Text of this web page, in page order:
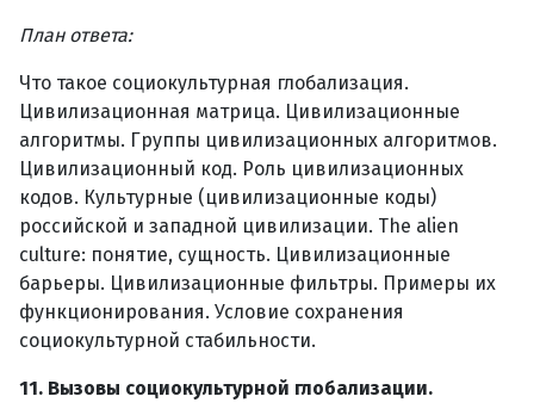
План ответа:
Что такое социокультурная глобализация.
Цивилизационная матрица. Цивилизационные
алгоритмы. Группы цивилизационных алгоритмов.
Цивилизационный код. Роль цивилизационных
кодов. Культурные (цивилизационные коды)
российской и западной цивилизации. The alien
culture: понятие, сущность. Цивилизационные
барьеры. Цивилизационные фильтры. Примеры их
функционирования. Условие сохранения
социокультурной стабильности.
11. Вызовы социокультурной глобализации.